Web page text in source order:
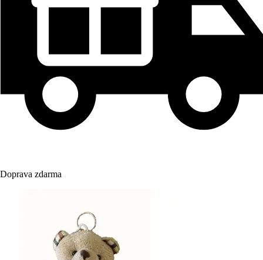
Doprava zdarma